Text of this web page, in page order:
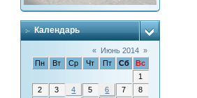
Календарь
« Июнь 2014 »
Пн
Вт Ср Чт Пт Сб
Вс
1
2
3 4 5 6 7
8